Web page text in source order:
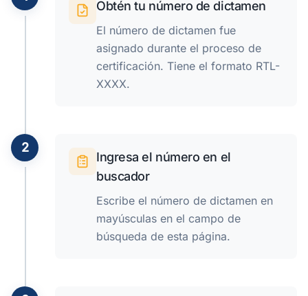
Obtén tu número de dictamen
El número de dictamen fue
asignado durante el proceso de
certificación. Tiene el formato RTL-
XXXX.
2
Ingresa el número en el
buscador
Escribe el número de dictamen en
mayúsculas en el campo de
búsqueda de esta página.